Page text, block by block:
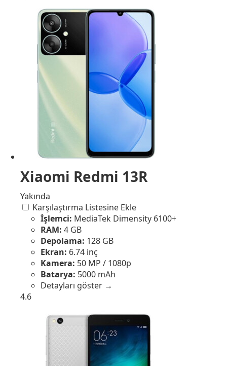
Xiaomi Redmi 13R
Yakında
Karşılaştırma Listesine Ekle
İşlemci: MediaTek Dimensity 6100+
RAM: 4 GB
Depolama: 128 GB
Ekran: 6.74 inç
Kamera: 50 MP / 1080p
Batarya: 5000 mAh
Detayları göster →
4.6